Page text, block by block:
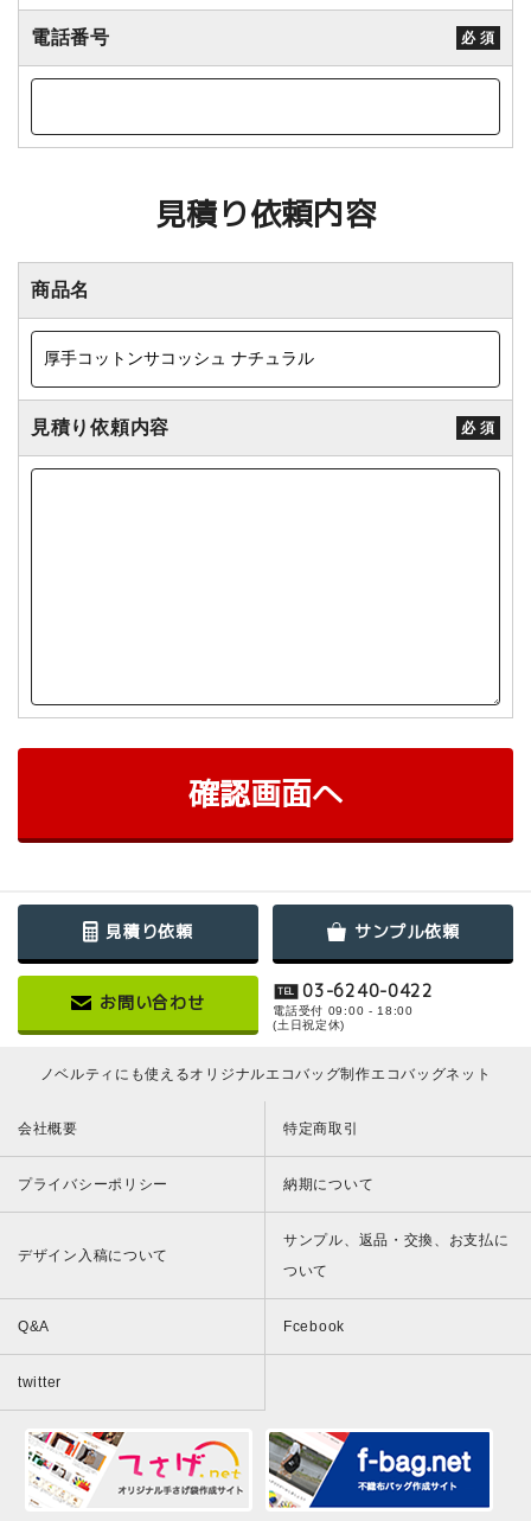
電話番号 必 須
見積り依頼内容
商品名
見積り依頼内容 必 須
確認画面へ
見積り依頼 サンプル依頼
お問い合わせ
TEL 03-6240-0422
電話受付 09:00 - 18:00
(土日祝定休)
ノベルティにも使えるオリジナルエコバッグ制作エコバッグネット
会社概要 特定商取引
プライバシーポリシー 納期について
デザイン入稿について
サンプル、返品・交換、お支払に
ついて
Q&A Fcebook
twitter